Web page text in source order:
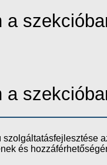
a
a
és